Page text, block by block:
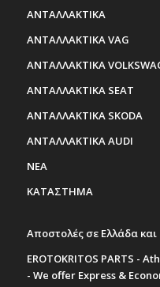
ΑΝΤΑΛΛΑΚΤΙΚΑ
ΑΝΤΑΛΛΑΚΤΙΚΑ VAG
ΑΝΤΑΛΛΑΚΤΙΚΑ
ΑΝΤΑΛΛΑΚΤΙΚΑ SEAT
ΑΝΤΑΛΛΑΚΤΙΚΑ SKODA
ΑΝΤΑΛΛΑΚΤΙΚΑ AUDI
ΝΕΑ
ΚΑΤΑΣΤΗΜΑ
Αποστολές σε Ελλάδα
EROTOKRITOS PARTS -
- We offer Express &